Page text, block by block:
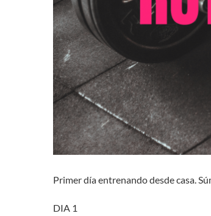
Primer día entrenando desde casa.
DIA 1